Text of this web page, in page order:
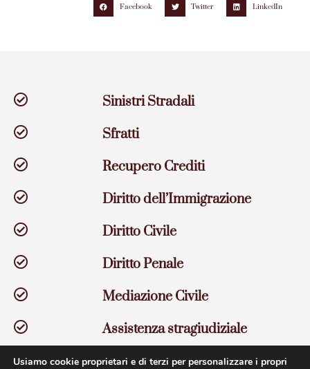
Facebook Twitter LinkedIn
Sinistri Stradali
Sfratti
Recupero Crediti
Diritto dell’Immigrazione
Diritto Civile
Diritto Penale
Mediazione Civile
Assistenza stragiudiziale
Usiamo cookie proprietari e di terzi per personalizzare i propri